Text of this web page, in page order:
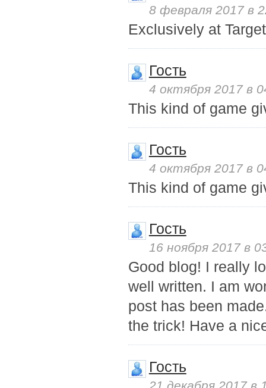
8 февраля 2017 в
Exclusively at
Гость
4 октября 2017 в
This kind of game
Гость
4 октября 2017 в
This kind of game
Гость
16 ноября 2017 в
Good blog! I really
well written. I am
post has been
the trick! Have a
Гость